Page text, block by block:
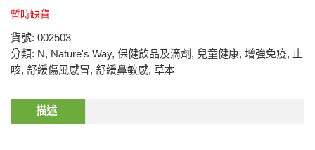
暫時缺貨
貨號: 002503
分類: N, Nature's Way, 保健飲品及滴劑 , 兒童健康, 增強免疫, 止
咳, 舒緩傷風感冒, 舒緩鼻敏感, 草本
描述